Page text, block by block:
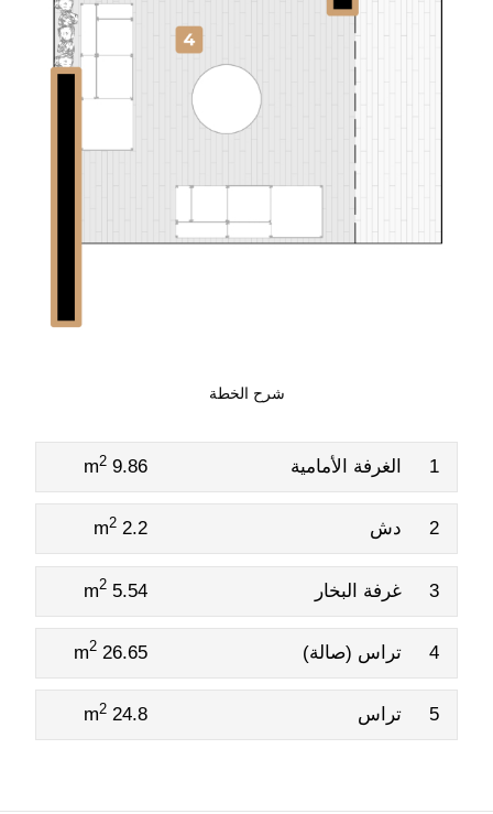
شرح الخطة
1 الغرفة الأمامية 9.86 m
2
2 دش 2.2 m
2
3 غرفة البخار 5.54 m
2
4 تراس (صالة) 26.65 m
2
5 تراس 24.8 m
2